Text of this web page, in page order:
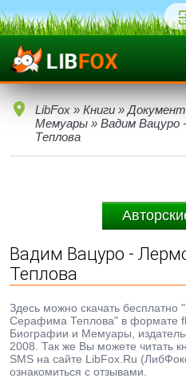
LibFox » Книги »
Мемуары » Вадим
Теплова
Вадим Вацуро -
Теплова
Здесь можно скачать
Серафима Теплова" в формате
Биографии и Мемуары,
2008. Так же Вы можете читать
SMS на сайте LibFox.Ru
ознакомиться с отзывами.